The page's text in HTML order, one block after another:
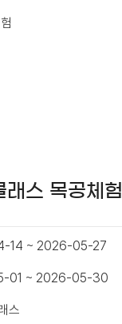
스 목공체험
14 ~ 2026-05-27
01 ~ 2026-05-30
스